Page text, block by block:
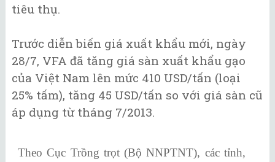
tiêu thụ.
Trước diễn biến giá xuất khẩu mới, ngày
28/7, VFA đã tăng giá sàn xuất khẩu gạo
của Việt Nam lên mức 410 USD/tấn (loại
25% tấm), tăng 45 USD/tấn so với giá sàn cũ
áp dụng từ tháng 7/2013.
Theo Cục Trồng trọt (Bộ NNPTNT), các tỉnh,